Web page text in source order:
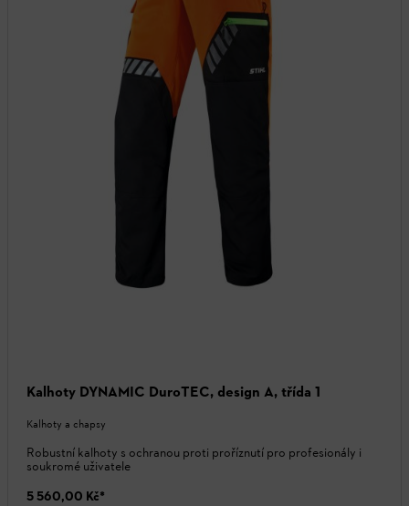
Kalhoty DYNAMIC DuroTEC, design A, třída 1
Kalhoty a chapsy
Robustní kalhoty s ochranou proti proříznutí pro profesionály i
soukromé uživatele
5 560,00 Kč*